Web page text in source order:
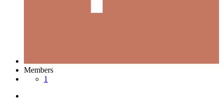
Members
1